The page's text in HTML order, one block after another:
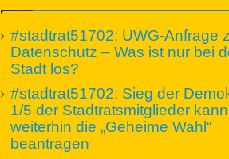
#stadtrat51702: UWG-Anfrage
Datenschutz – Was ist nur bei
Stadt los?
#stadtrat51702: Sieg der
1/5 der Stadtratsmitglieder
weiterhin die „Geheime Wahl“
beantragen